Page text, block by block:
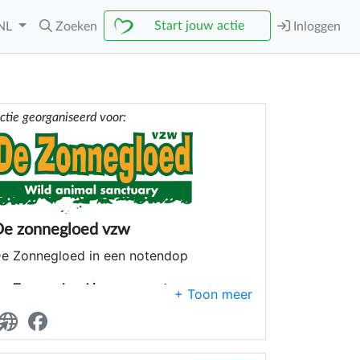
Zoeken Start jouw actie Inloggen
georganiseerd voor:
zonnegloed vzw
Zonnegloed in een notendop
Zonnegloed is een sanctuary.
toch een definitieve thuis vinden. Bij